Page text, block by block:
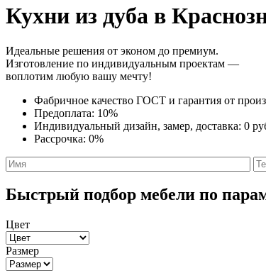
Кухни из дуба в
Идеальные решения от эконом до премиум.
Изготовление по индивидуальным проектам —
воплотим любую вашу мечту!
Фабричное качество ГОСТ и гарантия от
Предоплата: 10%
Индивидуальный дизайн, замер, доставка: 0
Рассрочка: 0%
Быстрый подбор мебели по
Цвет
Размер